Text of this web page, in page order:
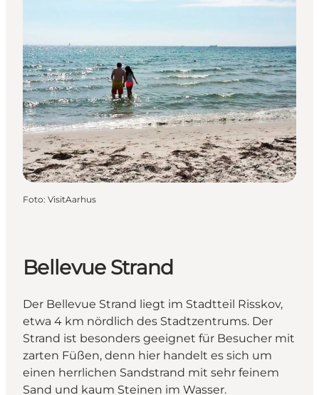
Foto: VisitAarhus
Bellevue Strand
Der Bellevue Strand liegt im Stadtteil Risskov,
etwa 4 km nördlich des Stadtzentrums. Der
Strand ist besonders geeignet für Besucher mit
zarten Füßen, denn hier handelt es sich um
einen herrlichen Sandstrand mit sehr feinem
Sand und kaum Steinen im Wasser.